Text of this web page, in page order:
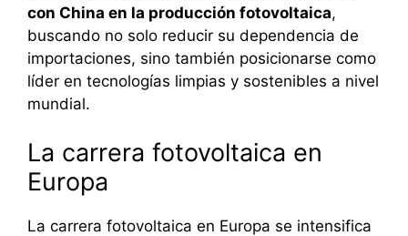
con China en la producción fotovoltaica,
buscando no solo reducir su dependencia de
importaciones, sino también posicionarse como
líder en tecnologías limpias y sostenibles a nivel
mundial.
La carrera fotovoltaica en
Europa
La carrera fotovoltaica en Europa se intensifica